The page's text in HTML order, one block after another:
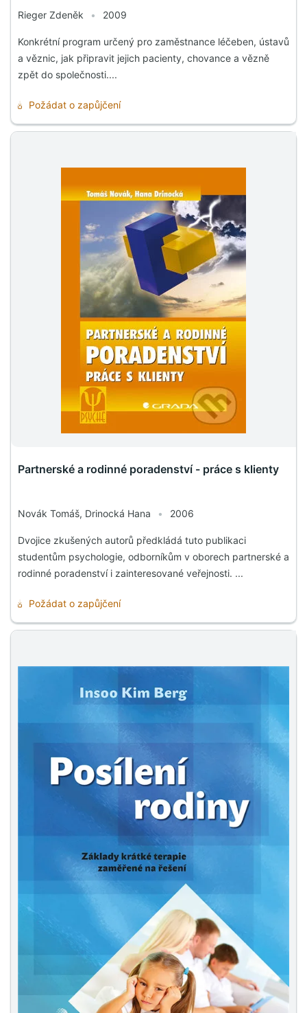
Rieger Zdeněk • 2009
Konkrétní program určený pro zaměstnance léčeben, ústavů
a věznic, jak připravit jejich pacienty, chovance a vězně
zpět do společnosti....
Požádat o zapůjčení
Partnerské a rodinné poradenství - práce s klienty
Novák Tomáš, Drinocká Hana • 2006
Dvojice zkušených autorů předkládá tuto publikaci
studentům psychologie, odborníkům v oborech partnerské a
rodinné poradenství i zainteresované veřejnosti. ...
Požádat o zapůjčení